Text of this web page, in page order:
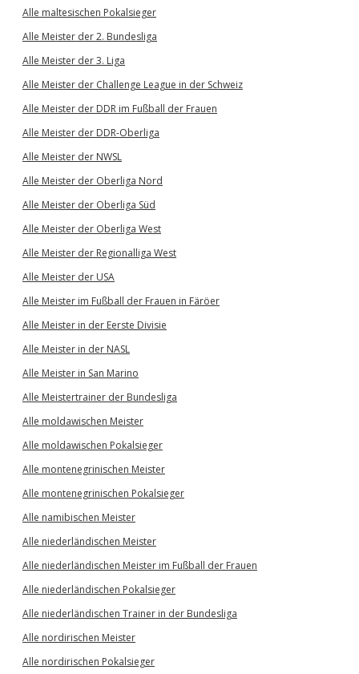
Alle maltesischen Pokalsieger
Alle Meister der 2. Bundesliga
Alle Meister der 3. Liga
Alle Meister der Challenge League in der Schweiz
Alle Meister der DDR im Fußball der Frauen
Alle Meister der DDR-Oberliga
Alle Meister der NWSL
Alle Meister der Oberliga Nord
Alle Meister der Oberliga Süd
Alle Meister der Oberliga West
Alle Meister der Regionalliga West
Alle Meister der USA
Alle Meister im Fußball der Frauen in Färöer
Alle Meister in der Eerste Divisie
Alle Meister in der NASL
Alle Meister in San Marino
Alle Meistertrainer der Bundesliga
Alle moldawischen Meister
Alle moldawischen Pokalsieger
Alle montenegrinischen Meister
Alle montenegrinischen Pokalsieger
Alle namibischen Meister
Alle niederländischen Meister
Alle niederländischen Meister im Fußball der Frauen
Alle niederländischen Pokalsieger
Alle niederländischen Trainer in der Bundesliga
Alle nordirischen Meister
Alle nordirischen Pokalsieger